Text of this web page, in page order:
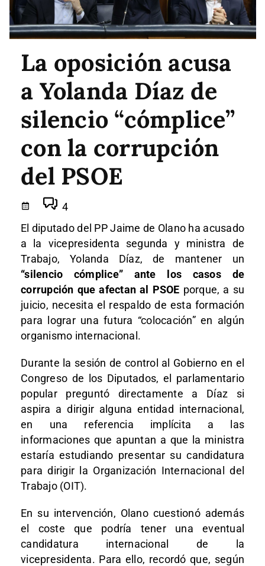
La oposición acusa
a Yolanda Díaz de
silencio “cómplice”
con la corrupción
del PSOE
4
El diputado del PP Jaime de Olano ha acusado
a la vicepresidenta segunda y ministra de
Trabajo, Yolanda Díaz, de mantener un
“silencio cómplice” ante los casos de
corrupción que afectan al PSOE porque, a su
juicio, necesita el respaldo de esta formación
para lograr una futura “colocación” en algún
organismo internacional.
Durante la sesión de control al Gobierno en el
Congreso de los Diputados, el parlamentario
popular preguntó directamente a Díaz si
aspira a dirigir alguna entidad internacional,
en una referencia implícita a las
informaciones que apuntan a que la ministra
estaría estudiando presentar su candidatura
para dirigir la Organización Internacional del
Trabajo (OIT).
En su intervención, Olano cuestionó además
el coste que podría tener una eventual
candidatura internacional de la
vicepresidenta. Para ello, recordó que, según